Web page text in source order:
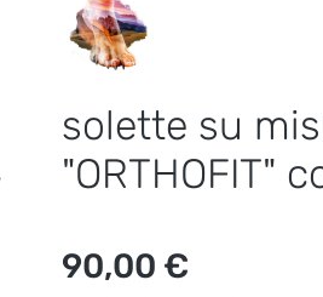
solette su
"ORTHOFIT"
Prezzo normale:
90,00 €